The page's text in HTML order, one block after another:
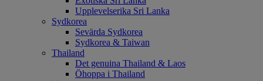
Upplevelserika Sri Lanka
Sydkorea
Sevärda Sydkorea
Sydkorea & Taiwan
Thailand
Det genuina Thailand & Laos
Öhoppa i Thailand